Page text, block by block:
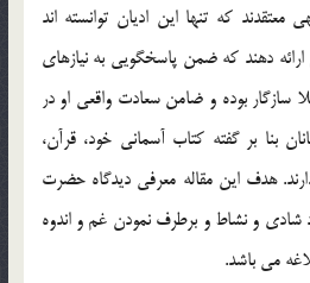
معتقدند که تنها اين اديان توانسته اند
ارائه دهند که ضمن پاسخگويي به نيازهاي
سازگار بوده و ضامن سعادت واقعي او در
بنا بر گفته کتاب آسماني خود، قرآن،
هدف اين مقاله معرفي ديدگاه حضرت
شادي و نشاط و برطرف نمودن غم و اندوه
مي باشد.